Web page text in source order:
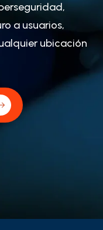
a usuarios,
ubicación